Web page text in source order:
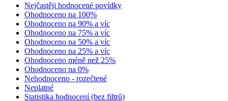
Nejčastěji hodnocené povídky
Ohodnoceno na 100%
Ohodnoceno na 90% a víc
Ohodnoceno na 75% a víc
Ohodnoceno na 50% a víc
Ohodnoceno na 25% a víc
Ohodnoceno méně než 25%
Ohodnoceno na 0%
Nehodnoceno - rozečtené
Neplatné
Statistika hodnocení (bez filtrů)